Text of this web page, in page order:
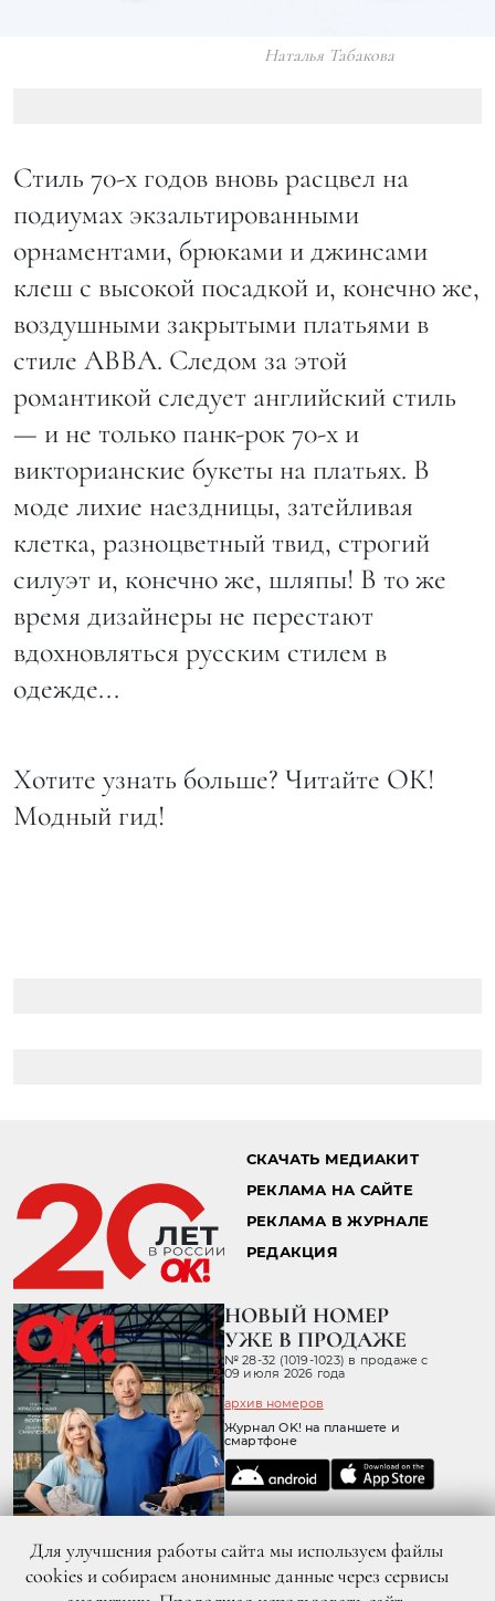
Наталья Табакова
Стиль 70-х годов вновь расцвел на
подиумах экзальтированными
орнаментами, брюками и джинсами
клеш с высокой посадкой и, конечно же,
воздушными закрытыми платьями в
стиле ABBA. Следом за этой
романтикой следует английский стиль
— и не только панк-рок 70-х и
викторианские букеты на платьях. В
моде лихие наездницы, затейливая
клетка, разноцветный твид, строгий
силуэт и, конечно же, шляпы! В то же
время дизайнеры не перестают
вдохновляться русским стилем в
одежде...
Хотите узнать больше? Читайте ОК!
Модный гид!
СКАЧАТЬ МЕДИАКИТ
РЕКЛАМА НА САЙТЕ
РЕКЛАМА В ЖУРНАЛЕ
РЕДАКЦИЯ
НОВЫЙ НОМЕР
УЖЕ В ПРОДАЖЕ
№ 28-32 (1019-1023) в продаже с
09 июля 2026 года
архив номеров
Журнал OK! на планшете и
смартфоне
Для улучшения работы сайта мы используем файлы
cookies и собираем анонимные данные через сервисы